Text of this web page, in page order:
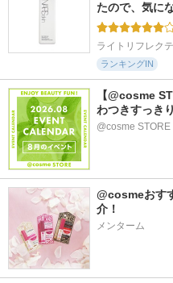
たので、気に
ライトリフレク
ランキングIN
【@cosme
わつきすっき
@cosme STORE
@cosmeおす
介！
メンターム